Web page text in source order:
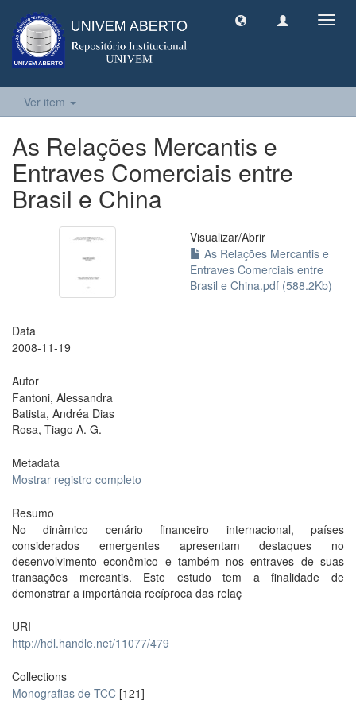
Ver item
As Relações Mercantis e
Entraves Comerciais entre
Brasil e China
Visualizar/Abrir
As Relações Mercantis e
Entraves Comerciais entre
Brasil e China.pdf (588.2Kb)
Data
2008-11-19
Autor
Fantoni, Alessandra
Batista, Andréa Dias
Rosa, Tiago A. G.
Metadata
Mostrar registro completo
Resumo
No dinâmico cenário financeiro internacional, países
considerados emergentes apresentam destaques no
desenvolvimento econômico e também nos entraves de suas
transações mercantis. Este estudo tem a finalidade de
demonstrar a importância recíproca das relaç
URI
http://hdl.handle.net/11077/479
Collections
Monografias de TCC [121]